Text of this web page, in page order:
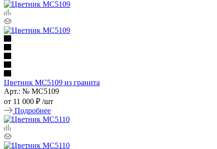
Цветник МС5109 из гранита
Арт.: № МС5109
от 11 000 ₽ /шт
Подробнее